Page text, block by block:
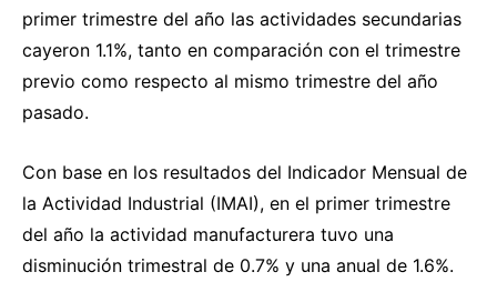
primer trimestre del año las actividades secundarias
cayeron 1.1%, tanto en comparación con el trimestre
previo como respecto al mismo trimestre del año
pasado.
Con base en los resultados del Indicador Mensual de
la Actividad Industrial (IMAI), en el primer trimestre
del año la actividad manufacturera tuvo una
disminución trimestral de 0.7% y una anual de 1.6%.